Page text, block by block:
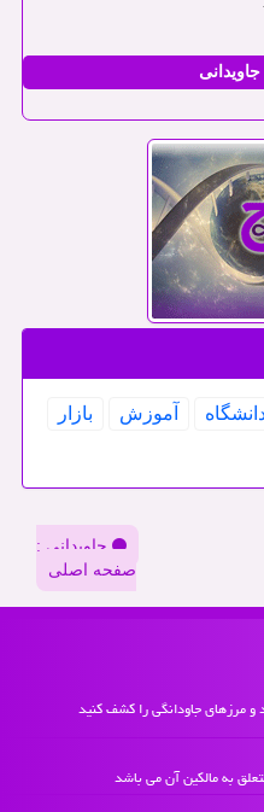
آموزش
بازار
جاویدانی :
صفحه اصلی
و مرزهای جاودانگی را کشف کنید